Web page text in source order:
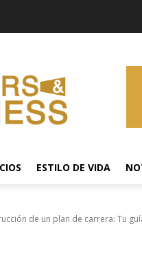
ESTILO DE VIDA
de un plan de carrera: Tu